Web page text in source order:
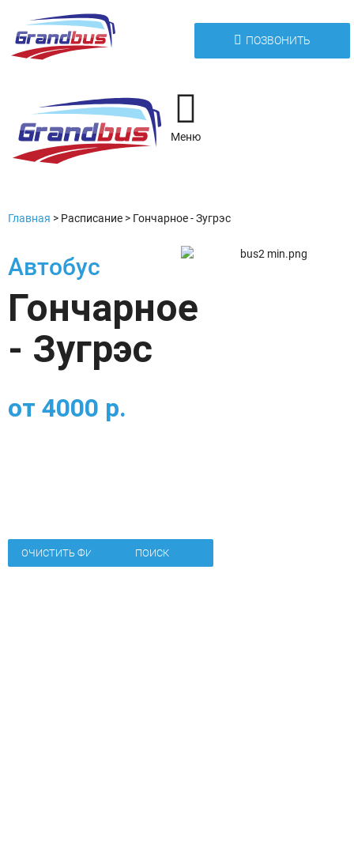
ПОЗВОНИТЬ
Меню
Главная > Расписание > Гончарное - Зугрэс
Автобус
Гончарное
- Зугрэс
от 4000 р.
ОЧИСТИТЬ ФИЛЬТР ПОИСК